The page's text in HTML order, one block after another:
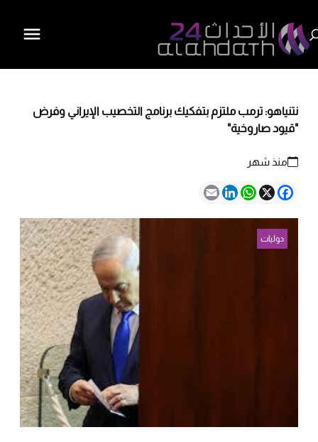
نتنياهو: ترمب ملتزم بتفكيك برنامج التخصيب الإيراني وفرض
"قيود صاروخية"
منذ شهر
Facebook
X
WhatsApp
LinkedIn
Email
دوليات